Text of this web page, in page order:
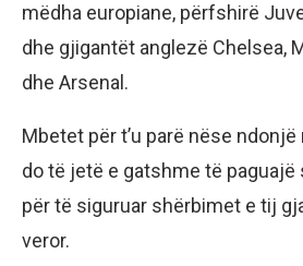
mëdha europiane, përfshirë
dhe gjigantët anglezë Chelsea,
dhe Arsenal.
Mbetet për t’u parë nëse
do të jetë e gatshme të paguajë
për të siguruar shërbimet e tij
veror.